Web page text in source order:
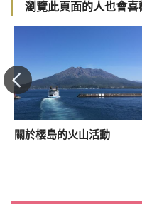
瀏覽此頁面的人也會喜
關於櫻島的火山活動